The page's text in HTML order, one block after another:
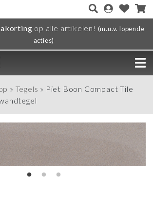
op alle artikelen! (m.u.v. lopende
acties)
» Tegels » Piet Boon Compact Tile